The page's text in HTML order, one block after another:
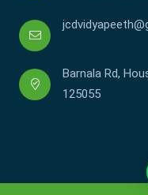
Barnala Rd,
125055